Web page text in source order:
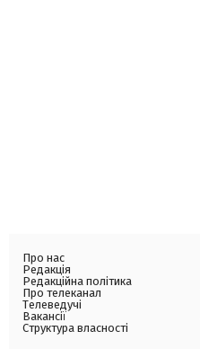
Про нас
Редакція
Редакційна політика
Про телеканал
Телеведучі
Вакансії
Структура власності